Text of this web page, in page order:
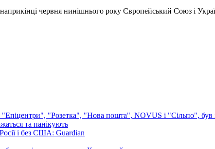
червня нинішнього року Європейський Союз і
"Епіцентри", "Розетка", "Нова пошта", NOVUS і "Сільпо", був
та панікують
і без США: Guardian